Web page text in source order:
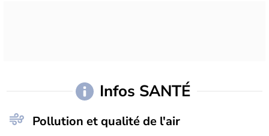
Infos SANTÉ
Pollution et qualité de l'air